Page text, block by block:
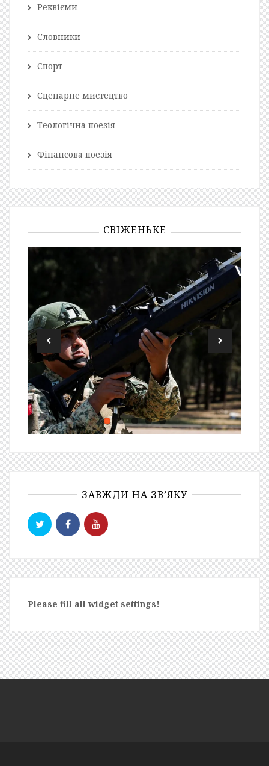
Реквієми
Словники
Спорт
Сценарне мистецтво
Теологічна поезія
Фінансова поезія
СВІЖЕНЬКЕ
ЗАВЖДИ НА ЗВ’ЯКУ
Please fill all widget settings!